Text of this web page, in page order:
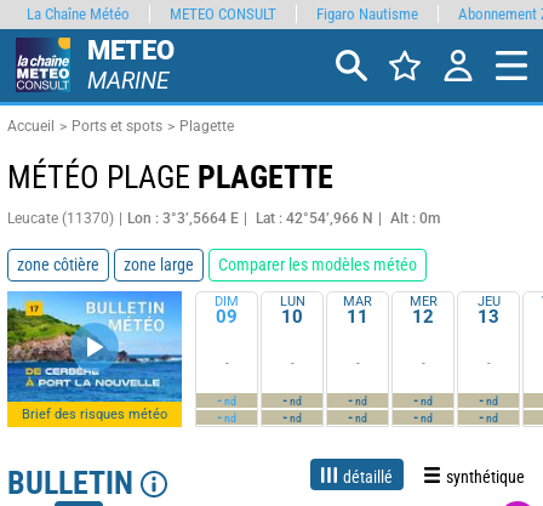
METEO
MARINE
Accueil Ports et spots Plagette
MÉTÉO PLAGE PLAGETTE
Leucate (11370) Lon : 3°3’,5664 E Lat : 42°54’,966 N Alt : 0m
zone côtière zone large Comparer les modèles météo
Brief des risques météo
DIM
09
-
-nd
-nd
LUN
10
-
-nd
-nd
MAR
11
-
-nd
-nd
MER
12
-
-nd
-nd
JEU
13
-
-nd
-nd
BULLETIN détaillé synthétique
La Chaîne Météo METEO CONSULT Figaro Nautisme Abonnement